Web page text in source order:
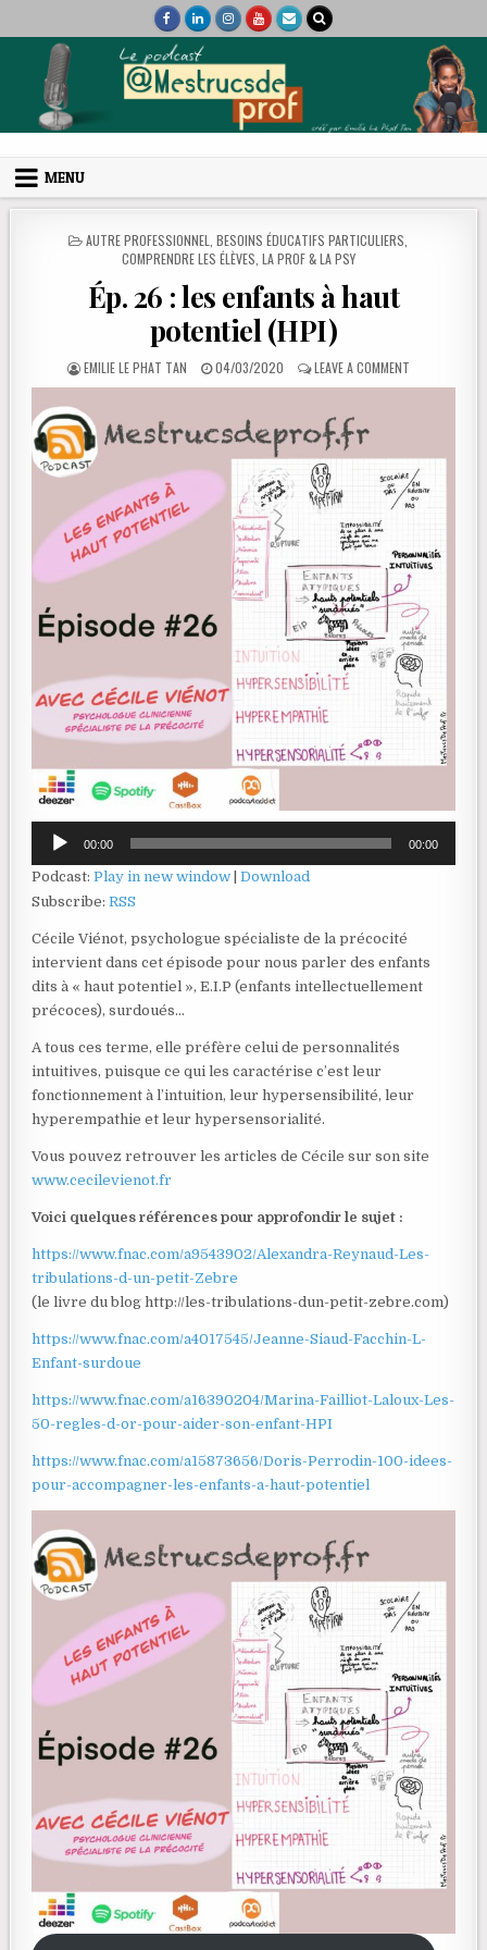
Mes trucs de prof
MENU
POSTED IN
AUTRE PROFESSIONNEL BESOINS ÉDUCATIFS PARTICULIERS
COMPRENDRE LES ÉLÈVES LA PROF & LA PSY
Ép. 26 : les enfants à haut
potentiel (HPI)
AUTHOR:
EMILIE LE PHAT TAN PUBLISHED DATE:
04/03/2020 LEAVE A COMMENTON ÉP. 26 :
Lecteur
audio
00:00 00:00
Podcast:Play in new window |Download
Subscribe:RSS
Cécile Viénot, psychologue spécialiste de la précocité
intervient dans cet épisode pour nous parler des enfants
dits à « haut potentiel », E.I.P (enfants intellectuellement
précoces), surdoués…
A tous ces terme, elle préfère celui de personnalités
intuitives, puisque ce qui les caractérise c’est leur
fonctionnement à l’intuition, leur hypersensibilité, leur
hyperempathie et leur hypersensorialité.
Vous pouvez retrouver les articles de Cécile sur son site
www.cecilevienot.fr
Voici quelques références pour approfondir le sujet :
https://www.fnac.com/a9543902/Alexandra-Reynaud-Les-
tribulations-d-un-petit-Zebre
(le livre du blog http://les-tribulations-dun-petit-zebre.com)
https://www.fnac.com/a4017545/Jeanne-Siaud-Facchin-L-
Enfant-surdoue
https://www.fnac.com/a16390204/Marina-Failliot-Laloux-Les-
50-regles-d-or-pour-aider-son-enfant-HPI
https://www.fnac.com/a15873656/Doris-Perrodin-100-idees-
pour-accompagner-les-enfants-a-haut-potentiel